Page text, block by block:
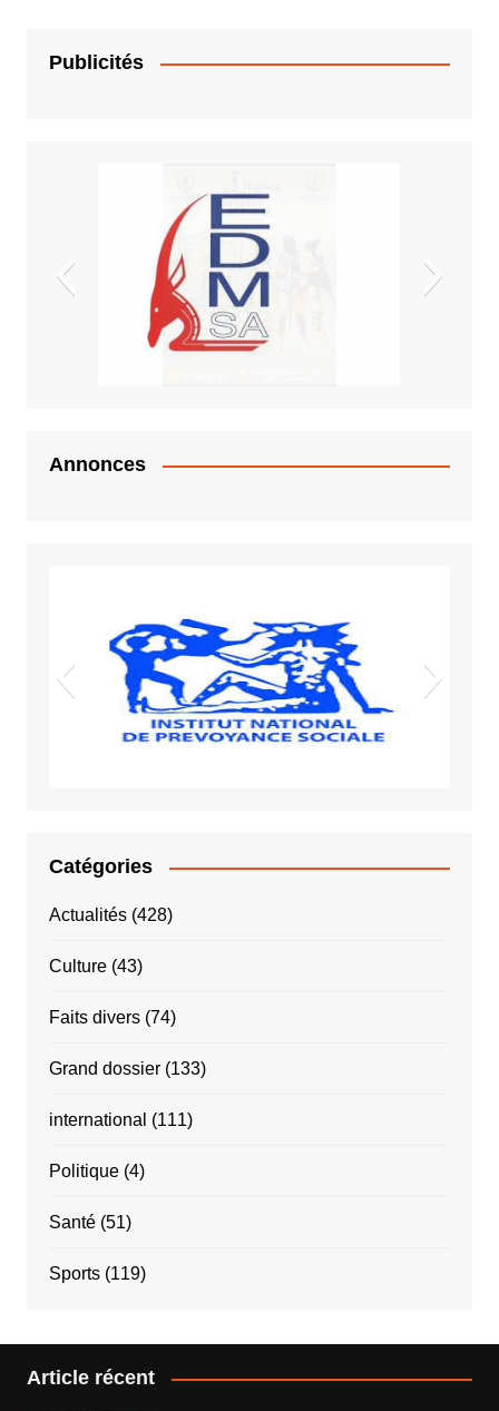
Publicités
Vigiles spot
Sida VIH
Annonces
Catégories
Actualités(428)
Culture(43)
Faits divers(74)
Grand dossier(133)
international (111)
Politique(4)
Santé(51)
Sports(119)
Article récent